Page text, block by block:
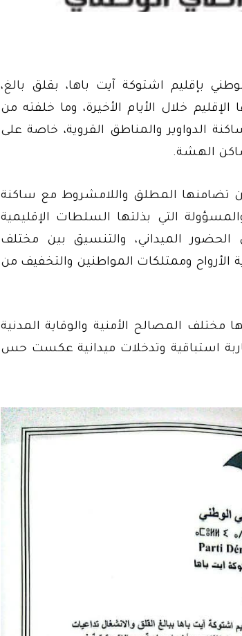
بإقليم اشتوكة آيت باها، بقلق بالغ،
خلال الأيام الأخيرة، وما خلفته من
الدواوير والمناطق القروية، خاصة على
الهشة.
تضامنها المطلق واللامشروط مع ساكنة
التي بذلتها السلطات الإقليمية
الحضور الميداني، والتنسيق بين مختلف
الأرواح وممتلكات المواطنين والتخفيف من
مختلف المصالح الأمنية والوقاية المدنية
استباقية وتدخلات ميدانية عكست حس